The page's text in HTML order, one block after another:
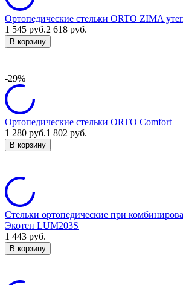
Ортопедические стельки ORTO ZIMA
1 545 руб.2 618 руб.
В корзину
-29%
Ортопедические стельки ORTO Comfort
1 280 руб.1 802 руб.
В корзину
Стельки ортопедические при
Экотен LUM203S
1 443 руб.
В корзину